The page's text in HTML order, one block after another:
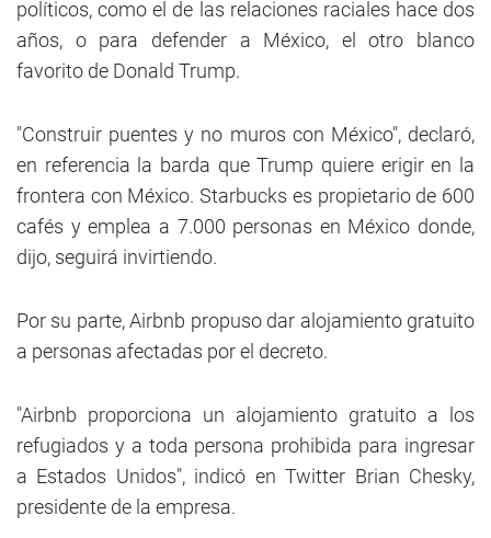
políticos, como el de las relaciones raciales hace dos
años, o para defender a México, el otro blanco
favorito de Donald Trump.
"Construir puentes y no muros con México", declaró,
en referencia la barda que Trump quiere erigir en la
frontera con México. Starbucks es propietario de 600
cafés y emplea a 7.000 personas en México donde,
dijo, seguirá invirtiendo.
Por su parte, Airbnb propuso dar alojamiento gratuito
a personas afectadas por el decreto.
"Airbnb proporciona un alojamiento gratuito a los
refugiados y a toda persona prohibida para ingresar
a Estados Unidos", indicó en Twitter Brian Chesky,
presidente de la empresa.